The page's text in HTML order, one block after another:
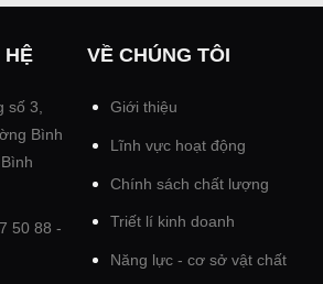
HỆ
số 3,
Bình
50 88 -
VỀ CHÚNG TÔI
Giới thiệu
Lĩnh vực hoạt động
Chính sách chất lượng
Triết lí kinh doanh
Năng lực - cơ sở vật chất